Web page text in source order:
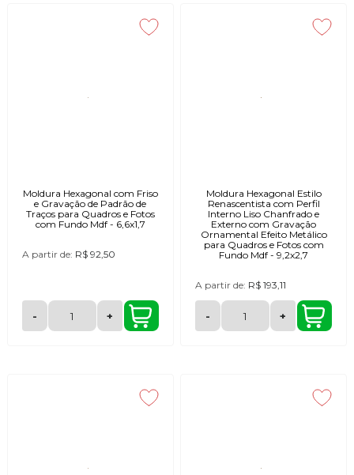
Moldura Hexagonal com Friso
e Gravação de Padrão de
Traços para Quadros e Fotos
com Fundo Mdf - 6,6x1,7
A partir de: R$ 92,50
- +
Moldura Hexagonal Estilo
Renascentista com Perfil
Interno Liso Chanfrado e
Externo com Gravação
Ornamental Efeito Metálico
para Quadros e Fotos com
Fundo Mdf - 9,2x2,7
A partir de: R$ 193,11
- +